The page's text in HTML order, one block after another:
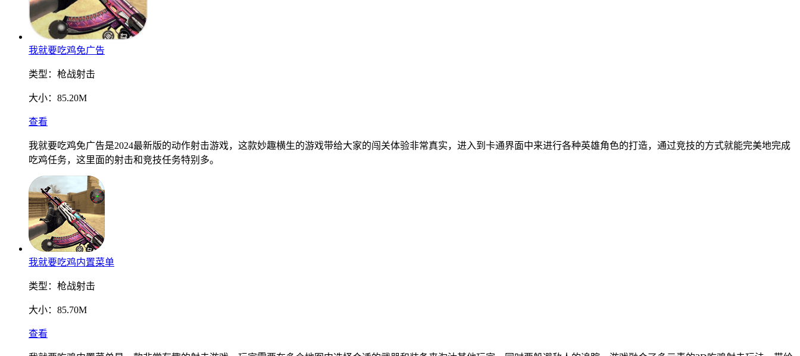
我就要吃鸡免广告
类型： 枪战射击
大小： 85.20M
查看
我就要吃鸡免广告是2024最新版的动作射击游戏，这款妙趣横生的游戏带给大家的闯关体验非常真实，进入到卡通界面中来进行各种英雄角色的打造，通过竞技的方式就能完美地完成
吃鸡任务，这里面的射击和竞技任务特别多。
我就要吃鸡内置菜单
类型： 枪战射击
大小： 85.70M
查看